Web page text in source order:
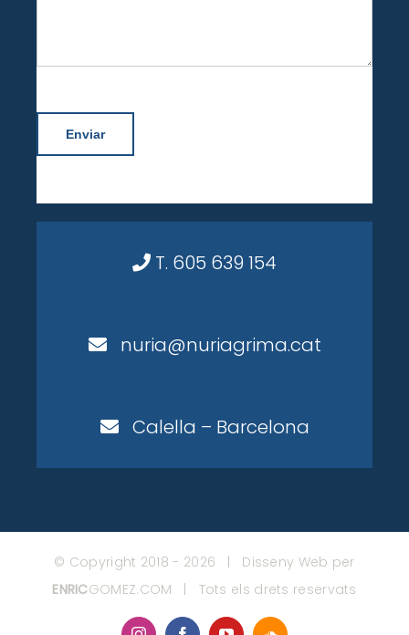
Enviar
T. 605 639 154
nuria@nuriagrima.cat
Calella – Barcelona
© Copyright 2018 - 2026 | Disseny Web per
ENRICGOMEZ.COM | Tots els drets reservats